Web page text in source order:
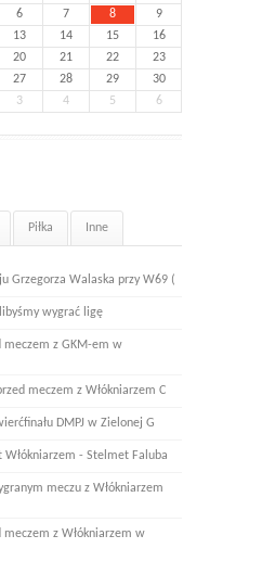
6 7 8
9
13 14 15
16
20 21 22
23
27 28 29
30
3 4 5 6
Piłka Inne
Grzegorza Walaska przy W69 (
wygrać ligę
meczem z GKM-em w
meczem z Włókniarzem C
DMPJ w Zielonej G
Włókniarzem - Stelmet Faluba
meczu z Włókniarzem
meczem z Włókniarzem w